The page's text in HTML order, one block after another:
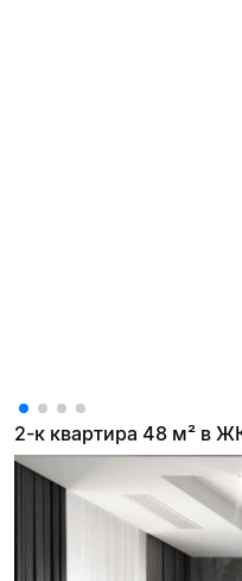
2-к квартира 48 м² в